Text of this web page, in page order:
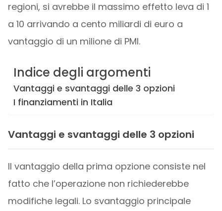
regioni, si avrebbe il massimo effetto leva di 1
a 10 arrivando a cento miliardi di euro a
vantaggio di un milione di PMI.
Indice degli argomenti
Vantaggi e svantaggi delle 3 opzioni
I finanziamenti in Italia
Vantaggi e svantaggi delle 3 opzioni
Il vantaggio della prima opzione consiste nel
fatto che l’operazione non richiederebbe
modifiche legali. Lo svantaggio principale